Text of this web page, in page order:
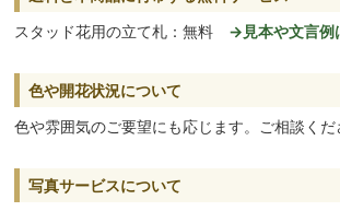
スタッド花用の立て札：無料 →見本や文言例
色や開花状況について
色や雰囲気のご要望にも応じます。ご相談くだ
写真サービスについて